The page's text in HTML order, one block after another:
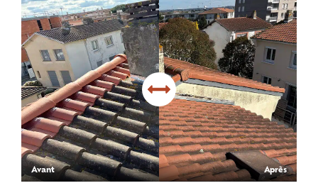
Avant Après